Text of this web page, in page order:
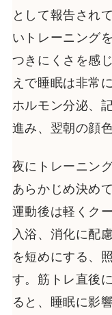
として報告され
いトレーニング
つきにくさを感
えで睡眠は非常
ホルモン分泌、
進み、翌朝の顔
夜にトレーニン
あらかじめ決め
運動後は軽くク
入浴、消化に配
を短めにする、
す。筋トレ直後
ると、睡眠に影